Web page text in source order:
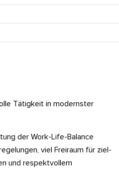
Tätigkeit in modernster
der Work-Life-Balance
viel Freiraum für ziel-
und respektvollem